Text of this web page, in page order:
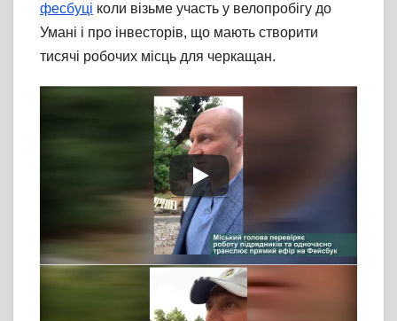
фесбуці коли візьме участь у велопробігу до
Умані і про інвесторів, що мають створити
тисячі робочих місць для черкащан.